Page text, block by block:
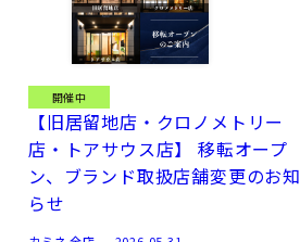
開催中
【旧居留地店・クロノメトリー
店・トアサウス店】 移転オープ
ン、ブランド取扱店舗変更のお知
らせ